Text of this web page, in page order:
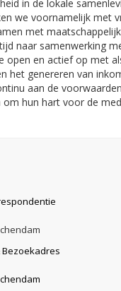
in de lokale
we voornamelijk met
met
naar samenwerking
open en actief op met
het genereren van
aan de
hun hart voor de